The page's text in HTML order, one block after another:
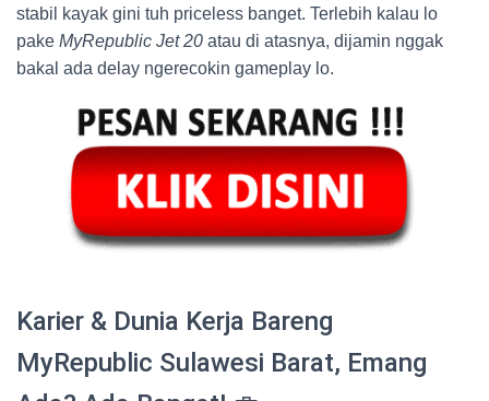
stabil kayak gini tuh priceless banget. Terlebih kalau lo
pake MyRepublic Jet 20 atau di atasnya, dijamin nggak
bakal ada delay ngerecokin gameplay lo.
Karier & Dunia Kerja Bareng
MyRepublic Sulawesi Barat, Emang